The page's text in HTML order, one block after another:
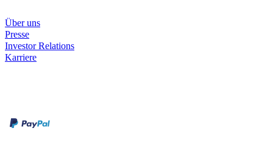
Über uns
Presse
Investor Relations
Karriere